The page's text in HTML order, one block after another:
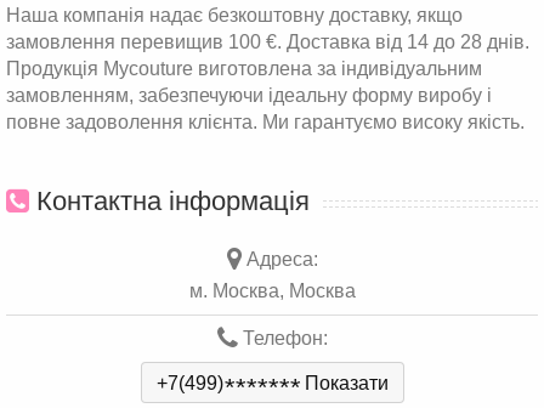
Наша компанія надає безкоштовну доставку, якщо
замовлення перевищив 100 €. Доставка від 14 до 28 днів.
Продукція Mycouture виготовлена за індивідуальним
замовленням, забезпечуючи ідеальну форму виробу і
повне задоволення клієнта. Ми гарантуємо високу якість.
Контактна інформація
Адреса:
м. Москва, Москва
Телефон:
+7(499)******* Показати